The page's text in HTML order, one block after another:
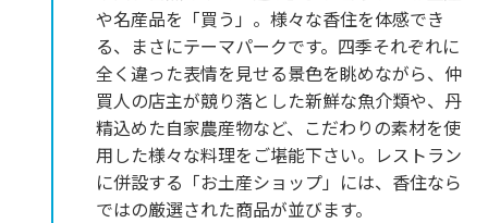
や名産品を「買う」。様々な香住を体感でき
る、まさにテーマパークです。四季それぞれに
全く違った表情を見せる景色を眺めながら、仲
買人の店主が競り落とした新鮮な魚介類や、丹
精込めた自家農産物など、こだわりの素材を使
用した様々な料理をご堪能下さい。レストラン
に併設する「お土産ショップ」には、香住なら
ではの厳選された商品が並びます。